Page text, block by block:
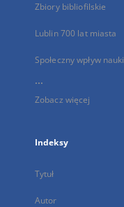
Zbiory bibliofilskie
Lublin 700 lat miasta
Społeczny wpływ nauki
...
Zobacz więcej
Indeksy
Tytuł
Autor